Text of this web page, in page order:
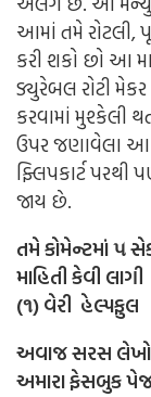
આમાં તમે રોટલી,
કરી શકો છો આ
ડ્યુરેબલ રોટી
કરવામાં મુશ્કેલી
ઉપર જણાવેલા આ
ફ્લિપકાર્ટ
જાય છે.
તમે કોમેન્ટમાં ૫
માહિતી કેવી લાગી
(૧) વેરી
અવાજ સરસ લેખો
અમારા ફેસબુક